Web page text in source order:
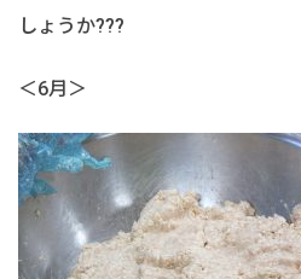
しょうか???
＜6月＞